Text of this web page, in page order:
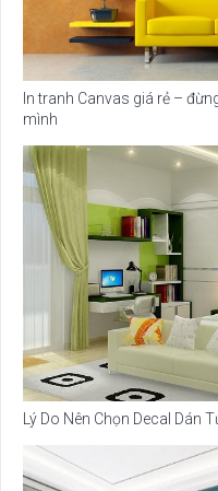
In tranh Canvas giá rẻ –
mình
Lý Do Nên Chọn Decal Dán